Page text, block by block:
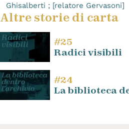
Ghisalberti ; [relatore Gervasoni]
Altre storie di carta
#25
Radici visibili
#24
La biblioteca